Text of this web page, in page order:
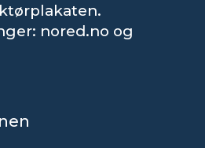
nored.no og